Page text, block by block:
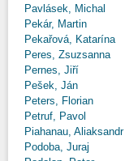
Pavlásek, Michal
Pekár, Martin
Pekařová, Katarína
Peres, Zsuzsanna
Pernes, Jiří
Pešek, Ján
Peters, Florian
Petruf, Pavol
Piahanau, Aliaksandr
Podoba, Juraj